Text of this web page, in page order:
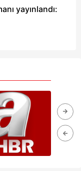
yayınlandı: